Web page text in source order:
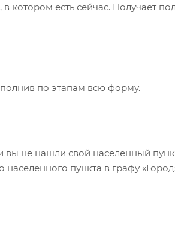
есть сейчас. Получает
по этапам всю форму.
вы не нашли свой населённый
пункта в графу